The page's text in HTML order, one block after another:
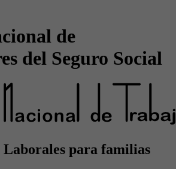
de
del Seguro Social
para familias